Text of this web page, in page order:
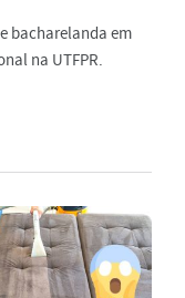
bacharelanda em
na UTFPR.